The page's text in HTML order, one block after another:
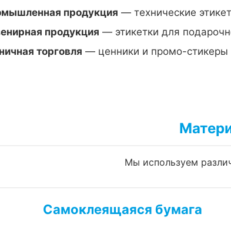
продукция — технические
продукция — этикетки для
торговля — ценники и промо-стикеры
Мы используем
Самоклеящаяся бумага